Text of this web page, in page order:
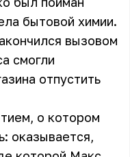
бытовой химии.
вызовом
смогли
отпустить
о котором
оказывается,